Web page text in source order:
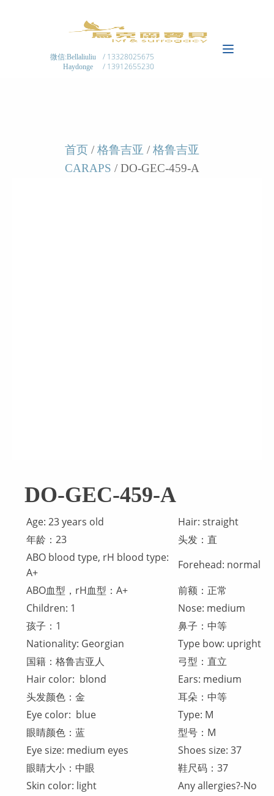
微信:Bellaliuliu
Haydonge
/ 13328025675
/ 13912655230
首页 / 格鲁吉亚 / 格鲁吉亚
CARAPS / DO-GEC-459-A
DO-GEC-459-A
Age: 23 years old
Hair: straight
年龄：23
头发：直
ABO blood type, rH blood type:
A+
Forehead: normal
ABO血型，rH血型：A+
前额：正常
Children: 1
Nose: medium
孩子：1
鼻子：中等
Nationality: Georgian
Type bow: upright
国籍：格鲁吉亚人
弓型：直立
Hair color: blond
Ears: medium
头发颜色：金
耳朵：中等
Eye color: blue
Type: M
眼睛颜色：蓝
型号：M
Eye size: medium eyes
Shoes size: 37
眼睛大小：中眼
鞋尺码：37
Skin color: light
Any allergies?-No